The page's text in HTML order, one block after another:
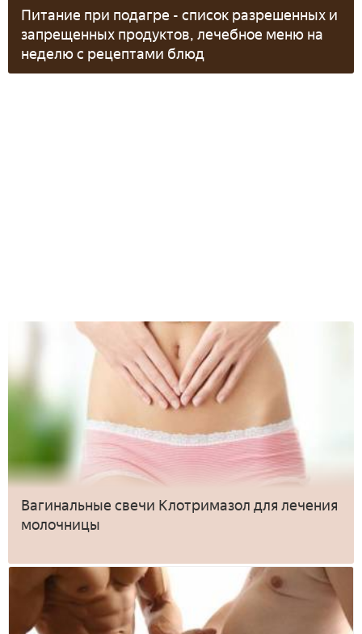
Питание при подагре - список разрешенных и
запрещенных продуктов, лечебное меню на
неделю с рецептами блюд
Вагинальные свечи Клотримазол для лечения
молочницы